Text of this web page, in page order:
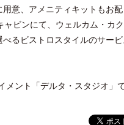
意、アメニティキットもお
ビンにて、ウェルカム・カ
るビストロスタイルのサー
メント「デルタ・スタジオ」